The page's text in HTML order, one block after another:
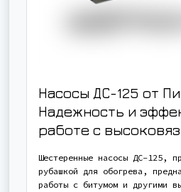
Насосы ДС-125 от
Надежность и
работе с
Шестеренные насосы ДС-125,
рубашкой для обогрева,
работы с битумом и другими